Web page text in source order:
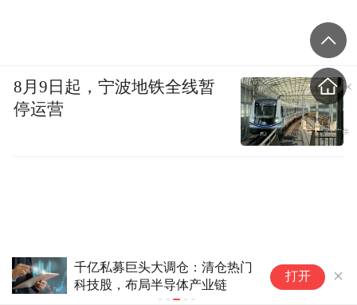
男子在家长群辱骂、煽动孤立孩
子同学，法院判了！
打开
8月9日起，宁波地铁全线暂
停运营